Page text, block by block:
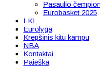
Pasaulio
Eurobasket 2025
LKL
Eurolyga
Krepšinis kitu kampu
NBA
Kontaktai
Paieška